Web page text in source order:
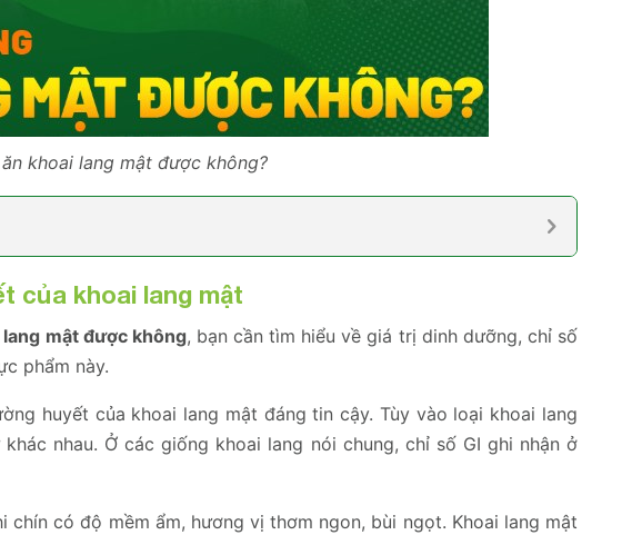
khoai lang mật được không?
của khoai lang mật
mật được không, bạn cần tìm hiểu về giá trị dinh dưỡng, chỉ số
phẩm này.
huyết của khoai lang mật đáng tin cậy. Tùy vào loại khoai lang
nhau. Ở các giống khoai lang nói chung, chỉ số GI ghi nhận ở
có độ mềm ẩm, hương vị thơm ngon, bùi ngọt. Khoai lang mật